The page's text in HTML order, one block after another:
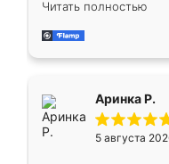
делу со всей
за день, ребята
Читать полностью
Аринка Р.
5 августа